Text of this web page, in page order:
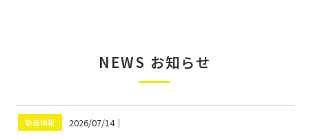
NEWS お知らせ
新着情報 2026/07/14｜